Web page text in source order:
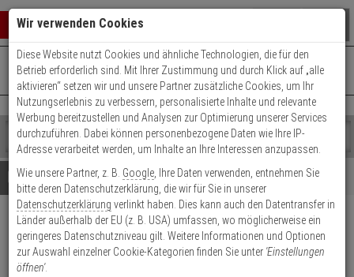
Warenkorb schließen
0 ARTIKEL IM WARENKORB
Ihr Warenkorb ist momentan leer.
Ergebnisse ()
Fertig
Shop
durchsuchen
Bitte
geben
Sie
mindestens
Zeichen
ein,
um
Es
wurde
noch
Kategorien
Suche
gestartet
+49 (0)821 899 493-0Mo. - Do.: 8:00 - 16:30 | Fr.: 8:00 - 14:00 Uhr
Kontaktservice nutzen
Details Beratung
Optex RLS-LWV Ersatzfenster
Produktmerkmale
Wir verwenden Cookies
Diese Website nutzt Cookies und ähnliche Technologien, die für den
Betrieb erforderlich sind. Mit Ihrer Zustimmung und durch Klick auf „alle
aktivieren“ setzen wir und unsere Partner zusätzliche Cookies, um Ihr
Nutzungserlebnis zu verbessern, personalisierte Inhalte und relevante
Werbung bereitzustellen und Analysen zur Optimierung unserer Services
durchzuführen. Dabei können personenbezogene Daten wie Ihre IP-
Adresse verarbeitet werden, um Inhalte an Ihre Interessen anzupassen.
Wie unsere Partner, z. B. Google , Ihre Daten verwenden, entnehmen Sie
bitte deren Datenschutzerklärung, die wir für Sie in unserer
Datenschutzerklärung verlinkt haben. Dies kann auch den Datentransfer in
Länder außerhalb der EU (z. B. USA) umfassen, wo möglicherweise ein
geringeres Datenschutzniveau gilt. Weitere Informationen und Optionen
zur Auswahl einzelner Cookie-Kategorien finden Sie unter 'Einstellungen
öffnen'.